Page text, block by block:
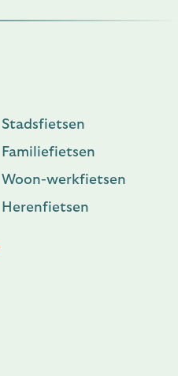
Stadsfietsen
Familiefietsen
Woon-werkfietsen
Herenfietsen